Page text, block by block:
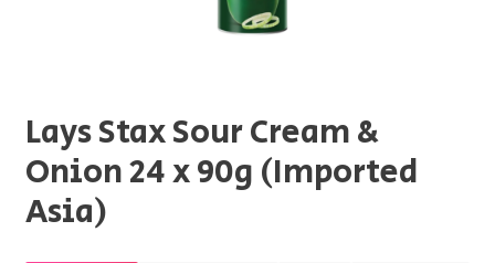
Lays Stax Sour Cream &
Onion 24 x 90g (Imported
Asia)